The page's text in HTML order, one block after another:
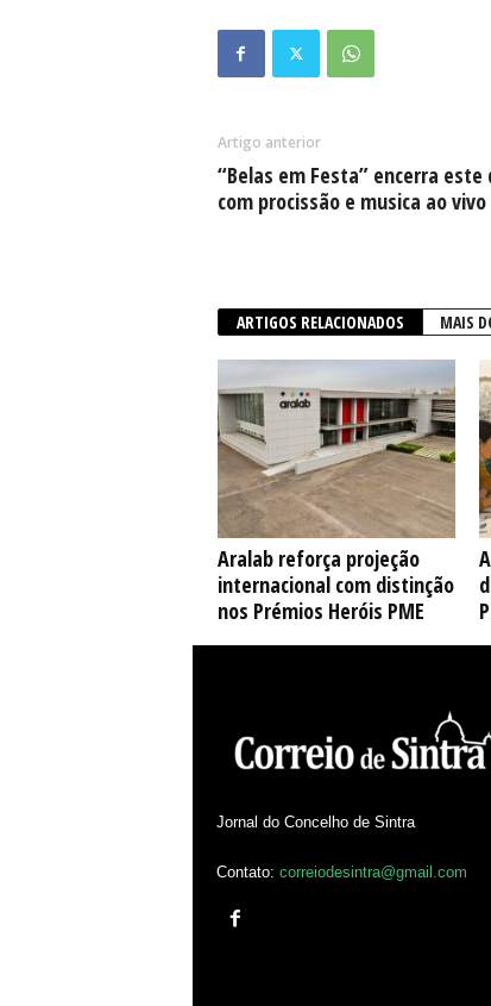
Artigo anterior
“Belas em Festa” encerra este
com procissão e musica ao vivo
ARTIGOS RELACIONADOS MAIS
Aralab reforça projeção
internacional com distinção
nos Prémios Heróis PME
Jornal do Concelho de Sintra
Contato: correiodesintra@gmail.com